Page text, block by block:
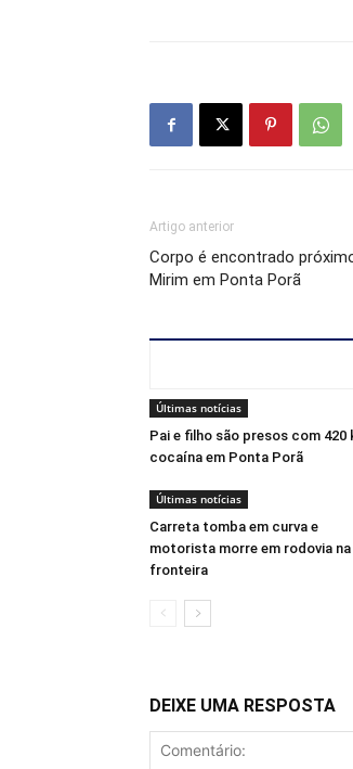
Artigo anterior
Corpo é encontrado
Mirim em Ponta Porã
Últimas notícias
Pai e filho são presos com 420
cocaína em Ponta Porã
Últimas notícias
Carreta tomba em curva e
motorista morre em rodovia na
fronteira
DEIXE UMA RESPOSTA